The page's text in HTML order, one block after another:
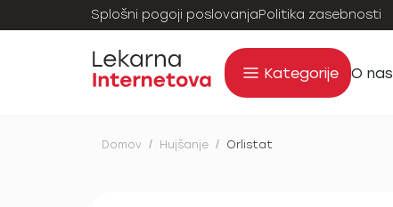
Splošni pogoji poslovanjaPolitika zasebnosti
Kategorije O nas
Domov / Hujšanje / Orlistat